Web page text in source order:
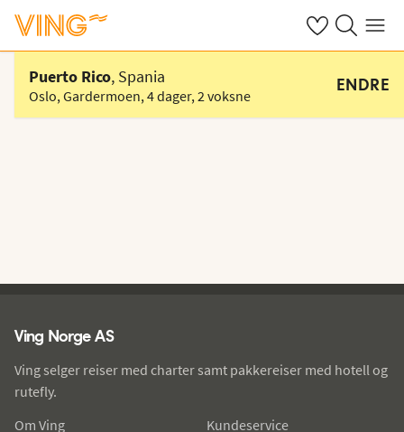
Se dine sparte
Søk påMeny
Velg hotell
Puerto Rico, Spania
Oslo, Gardermoen,4 dager,2 voksne
ENDRE
Ving Norge AS
Ving selger reiser med charter samt pakkereiser med hotell og
rutefly.
Om Ving
Kundeservice